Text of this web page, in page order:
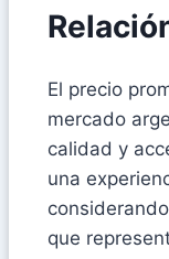
El precio
mercado
calidad y
una
que